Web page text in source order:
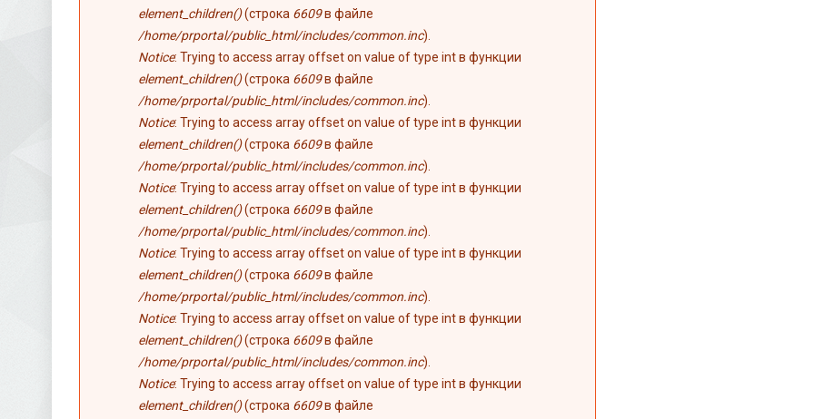
element_children()(строка 6609в файле
/home/prportal/public_html/includes/common.inc).
Notice: Trying to access array offset on value of type int в функции
element_children()(строка 6609в файле
/home/prportal/public_html/includes/common.inc).
Notice: Trying to access array offset on value of type int в функции
element_children()(строка 6609в файле
/home/prportal/public_html/includes/common.inc).
Notice: Trying to access array offset on value of type int в функции
element_children()(строка 6609в файле
/home/prportal/public_html/includes/common.inc).
Notice: Trying to access array offset on value of type int в функции
element_children()(строка 6609в файле
/home/prportal/public_html/includes/common.inc).
Notice: Trying to access array offset on value of type int в функции
element_children()(строка 6609в файле
/home/prportal/public_html/includes/common.inc).
Notice: Trying to access array offset on value of type int в функции
element_children()(строка 6609в файле